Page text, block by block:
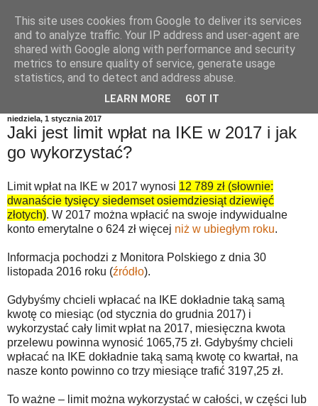
niedziela, 1 stycznia 2017
Jaki jest limit wpłat na IKE w 2017 i jak
go wykorzystać?
Limit wpłat na IKE w 2017 wynosi 12 789 zł (słownie:
dwanaście tysięcy siedemset osiemdziesiąt dziewięć
złotych). W 2017 można wpłacić na swoje indywidualne
konto emerytalne o 624 zł więcej niż w ubiegłym roku.
Informacja pochodzi z Monitora Polskiego z dnia 30
listopada 2016 roku (źródło).
Gdybyśmy chcieli wpłacać na IKE dokładnie taką samą
kwotę co miesiąc (od stycznia do grudnia 2017) i
wykorzystać cały limit wpłat na 2017, miesięczna kwota
przelewu powinna wynosić 1065,75 zł. Gdybyśmy chcieli
wpłacać na IKE dokładnie taką samą kwotę co kwartał, na
nasze konto powinno co trzy miesiące trafić 3197,25 zł.
To ważne – limit można wykorzystać w całości, w części lub
This site uses cookies from Google to deliver its services
and to analyze traffic. Your IP address and user-agent are
shared with Google along with performance and security
metrics to ensure quality of service, generate usage
statistics, and to detect and address abuse.
LEARN MORE GOT IT